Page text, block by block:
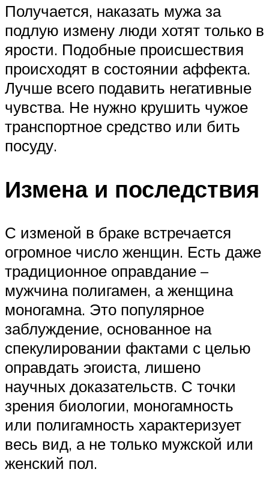
Получается, наказать мужа за
подлую измену люди хотят только в
ярости. Подобные происшествия
происходят в состоянии аффекта.
Лучше всего подавить негативные
чувства. Не нужно крушить чужое
транспортное средство или бить
посуду.
Измена и последствия
С изменой в браке встречается
огромное число женщин. Есть даже
традиционное оправдание –
мужчина полигамен, а женщина
моногамна. Это популярное
заблуждение, основанное на
спекулировании фактами с целью
оправдать эгоиста, лишено
научных доказательств. С точки
зрения биологии, моногамность
или полигамность характеризует
весь вид, а не только мужской или
женский пол.